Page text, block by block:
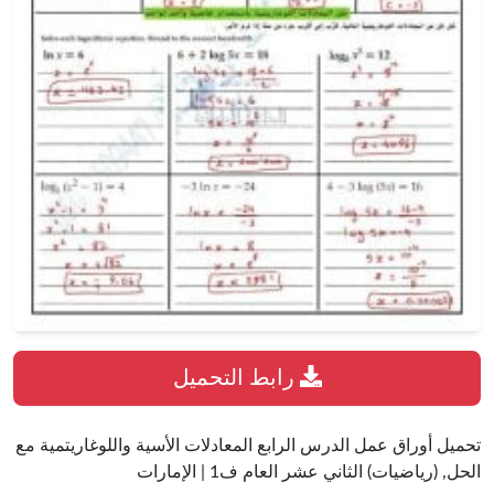
تحميل أوراق عمل الدرس الرابع المعادلات الأسية واللوغاريتمية مع
الحل, (رياضيات) الثاني عشر العام ف1 | الإمارات